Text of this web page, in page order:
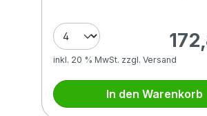
inkl. 20 % MwSt. zzgl. Versand
In den Warenkorb